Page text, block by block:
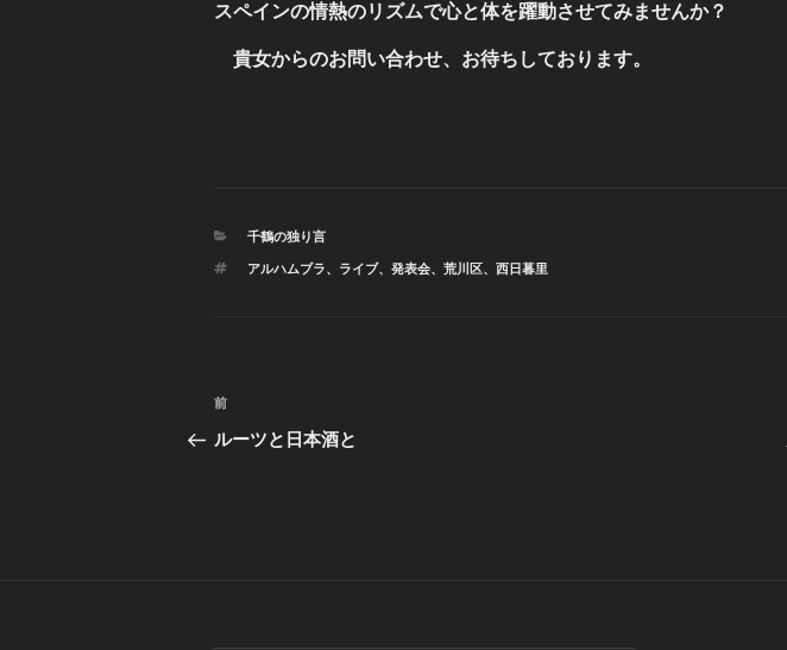
スペインの情熱のリズムで心と体を躍動させてみませんか？
貴女からのお問い合わせ、お待ちしております。
カ
ゴ
千鶴の独り言
タ
アルハムブラ、 ライブ、 発表会、 荒川区、 西日暮里
投
稿
前
の
前
ルーツと日本酒と